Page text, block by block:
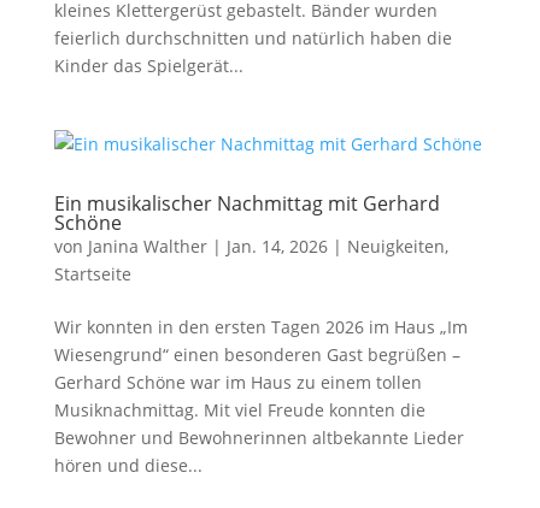
kleines Klettergerüst gebastelt. Bänder wurden
feierlich durchschnitten und natürlich haben die
Kinder das Spielgerät...
Ein musikalischer Nachmittag mit Gerhard
Schöne
von Janina Walther| Jan. 14, 2026| Neuigkeiten,
Startseite
Wir konnten in den ersten Tagen 2026 im Haus „Im
Wiesengrund“ einen besonderen Gast begrüßen –
Gerhard Schöne war im Haus zu einem tollen
Musiknachmittag. Mit viel Freude konnten die
Bewohner und Bewohnerinnen altbekannte Lieder
hören und diese...